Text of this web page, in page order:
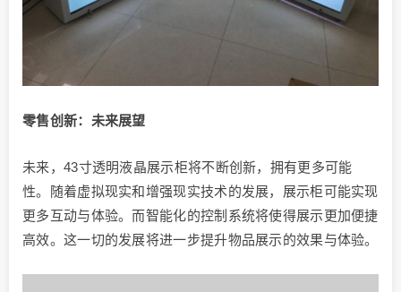
零售创新：未来展望
未来，43寸透明液晶展示柜将不断创新，拥有更多可能
性。随着虚拟现实和增强现实技术的发展，展示柜可能实现
更多互动与体验。而智能化的控制系统将使得展示更加便捷
高效。这一切的发展将进一步提升物品展示的效果与体验。